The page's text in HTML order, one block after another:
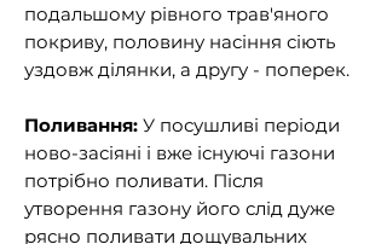
подальшому рівного трав'яного
покриву, половину насіння сіють
уздовж ділянки, а другу - поперек.
Поливання: У посушливі періоди
ново-засіяні і вже існуючі газони
потрібно поливати. Після
утворення газону його слід дуже
рясно поливати дощувальних